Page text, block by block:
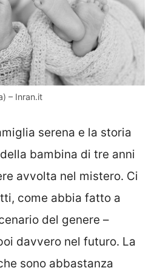
– Inran.it
serena e la storia
bambina di tre anni
avvolta nel mistero. Ci
come abbia fatto a
del genere –
davvero nel futuro. La
sono abbastanza